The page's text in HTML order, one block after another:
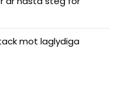
mot laglydiga